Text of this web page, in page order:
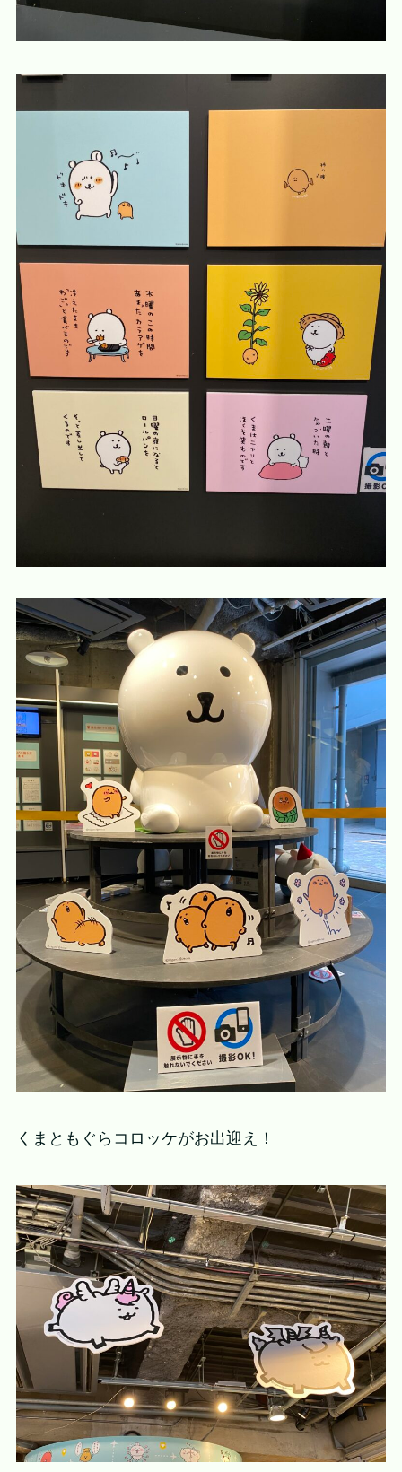
くまともぐらコロッケがお出迎え！